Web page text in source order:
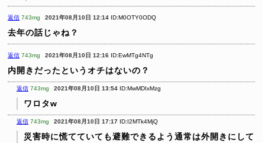
返信 743mg 2021年08月10日 12:14 ID:M0OTY0ODQ
去年の話じゃね？
返信 743mg 2021年08月10日 12:16 ID:EwMTg4NTg
内開きだったというオチはないの？
返信 743mg 2021年08月10日 13:54 ID:MwMDIxMzg
ワロタw
返信 743mg 2021年08月10日 17:17 ID:I2MTk4MjQ
災害時に慌てていても避難できるよう通常は外開きにして